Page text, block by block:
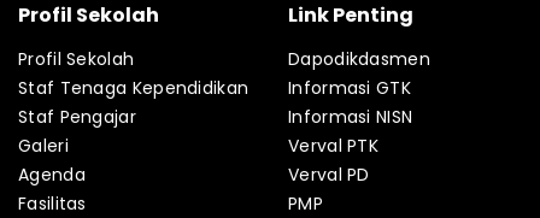
Profil Sekolah
Profil Sekolah
Staf Tenaga Kependidikan
Staf Pengajar
Galeri
Agenda
Fasilitas
Link Penting
Dapodikdasmen
Informasi GTK
Informasi NISN
Verval PTK
Verval PD
PMP